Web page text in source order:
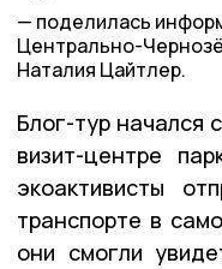
поделилась
Центрально-
Наталия Цайтлер.
Блог-тур начался
визит-центре
экоактивисты
транспорте в
они смогли